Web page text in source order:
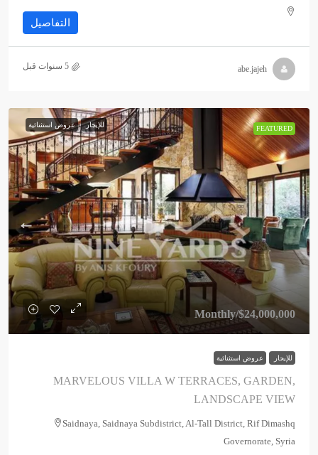
التفاصيل
abe.jajeh
FEATURED للإيجار عروض استثنائية
$24,000,000
/Monthly
للإيجار عروض استثنائية
MARVELOUS VILLA W TERRACES, GARDEN,
LANDSCAPE VIEW
Saidnaya, Saidnaya Subdistrict, Al-Tall District, Rif Dimashq
Governorate, Syria